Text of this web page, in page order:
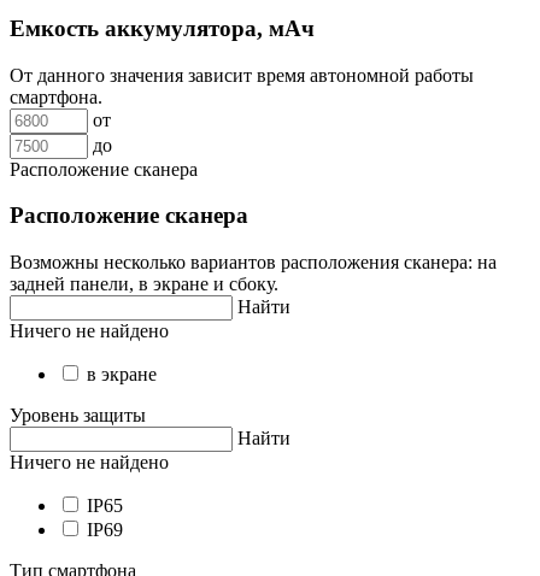
Емкость аккумулятора, мАч
От данного значения зависит время автономной работы
смартфона.
от
до
Расположение сканера
Расположение сканера
Возможны несколько вариантов расположения сканера: на
задней панели, в экране и сбоку.
Найти
Ничего не найдено
в экране
Уровень защиты
Найти
Ничего не найдено
IP65
IP69
Тип смартфона